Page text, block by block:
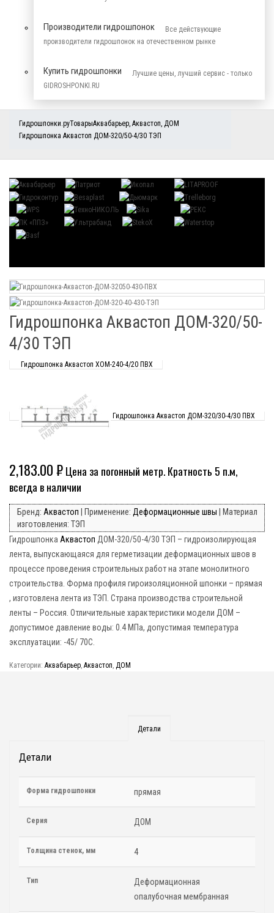
Производители гидрошпонок
Все действующие
производители гидрошпонок на отечественном рынке
Купить гидрошпонки
Лучшие цены, лучший сервис - только
GIDROSHPONKI.RU
Гидрошпонки.руТоварыАквабарьер, Аквастоп, ДОМ
Гидрошпонка Аквастоп ДОМ-320/50-4/30 ТЭП
Гидрошпонка Аквастоп ДОМ-320/50-
4/30 ТЭП
Гидрошпонка Аквастоп ХОМ-240-4/20 ПВХ
Гидрошпонка Аквастоп ДОМ-320/30-4/30 ПВХ
2,183.00₽Цена за погонный метр. Кратность 5 п.м,
всегда в наличии
Бренд: Аквастоп | Применение: Деформационные швы | Материал
изготовления: ТЭП
Гидрошпонка Аквастоп ДОМ-320/50-4/30 ТЭП – гидроизолирующая
лента, выпускающаяся для герметизации деформационных швов в
процессе проведения строительных работ на этапе монолитного
строительства. Форма профиля гироизоляционной шпонки – прямая
, изготовлена лента из ТЭП. Страна производства строительной
ленты – Россия. Отличительные характеристики модели ДОМ –
допустимое давление воды: 0.4 МПа, допустимая температура
эксплуатации: -45/ 70C.
Категории: Аквабарьер, Аквастоп, ДОМ
Детали
Детали
Форма гидрошпонки прямая
Серия ДОМ
Толщина стенок, мм 4
Тип
Деформационная
опалубочная мембранная